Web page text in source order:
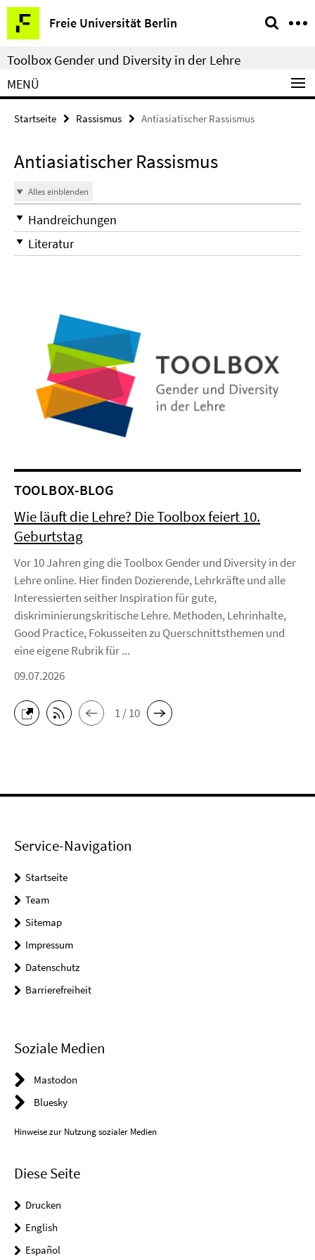
Springe
direkt
zu
Inhalt
Freie Universität Berlin
Service-
Navigation
Toolbox Gender und Diversity in der Lehre
MENÜ
Startseite Rassismus Antiasiatischer Rassismus
Antiasiatischer Rassismus
Alles einblenden
Handreichungen
Literatur
TOOLBOX-BLOG
Wie läuft die Lehre? Die Toolbox feiert 10.
Geburtstag
Vor 10 Jahren ging die Toolbox Gender und Diversity in der
Lehre online. Hier finden Dozierende, Lehrkräfte und alle
Interessierten seither Inspiration für gute,
diskriminierungskritische Lehre. Methoden, Lehrinhalte,
Good Practice, Fokusseiten zu Querschnittsthemen und
eine eigene Rubrik für ...
09.07.2026
1 / 10
Service-Navigation
Startseite
Team
Sitemap
Impressum
Datenschutz
Barrierefreiheit
Soziale Medien
Mastodon
Bluesky
Hinweise zur Nutzung sozialer Medien
Diese Seite
Drucken
English
Español